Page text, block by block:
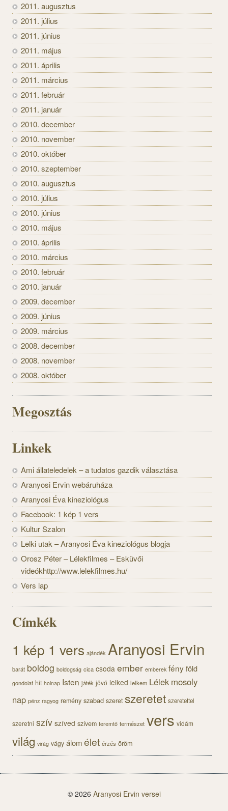
2011. augusztus
2011. július
2011. június
2011. május
2011. április
2011. március
2011. február
2011. január
2010. december
2010. november
2010. október
2010. szeptember
2010. augusztus
2010. július
2010. június
2010. május
2010. április
2010. március
2010. február
2010. január
2009. december
2009. június
2009. március
2008. december
2008. november
2008. október
Megosztás
Linkek
Ami állateledelek – a tudatos gazdik választása
Aranyosi Ervin webáruháza
Aranyosi Éva kineziológus
Facebook: 1 kép 1 vers
Kultur Szalon
Lelki utak – Aranyosi Éva kineziológus blogja
Orosz Péter – Lélekfilmes – Esküvői
videókhttp://www.lelekfilmes.hu/
Vers lap
Címkék
1 kép 1 vers ajándék Aranyosi Ervin
barát boldog boldogság cica csoda ember emberek fényföld
gondolat hit holnap Isten játék jövő lelked lelkem Lélek mosoly
nap pénz ragyog remény szabad szeret szeretet szeretettel
szeretni szív szíved szívem teremtő természet vers vidám
világ virág vágy álomélet érzés öröm
© 2026 Aranyosi Ervin versei